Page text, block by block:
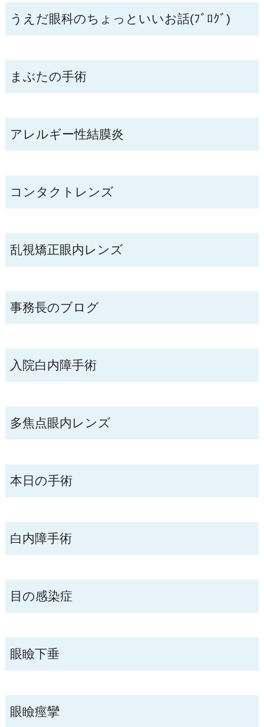
うえだ眼科のちょっといいお話(ﾌﾞﾛｸﾞ)
まぶたの手術
アレルギー性結膜炎
コンタクトレンズ
乱視矯正眼内レンズ
事務長のブログ
入院白内障手術
多焦点眼内レンズ
本日の手術
白内障手術
目の感染症
眼瞼下垂
眼瞼痙攣